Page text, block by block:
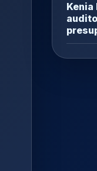
Kenia